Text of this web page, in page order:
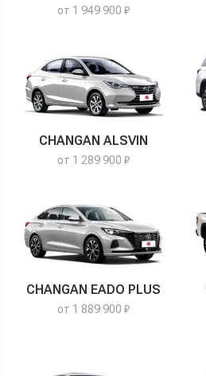
от 1 949 900 ₽
CHANGAN ALSVIN
от 1 289 900 ₽
CHANGAN EADO PLUS
от 1 889 900 ₽